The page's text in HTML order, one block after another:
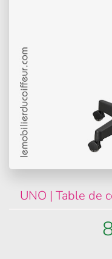
UNO | Table de